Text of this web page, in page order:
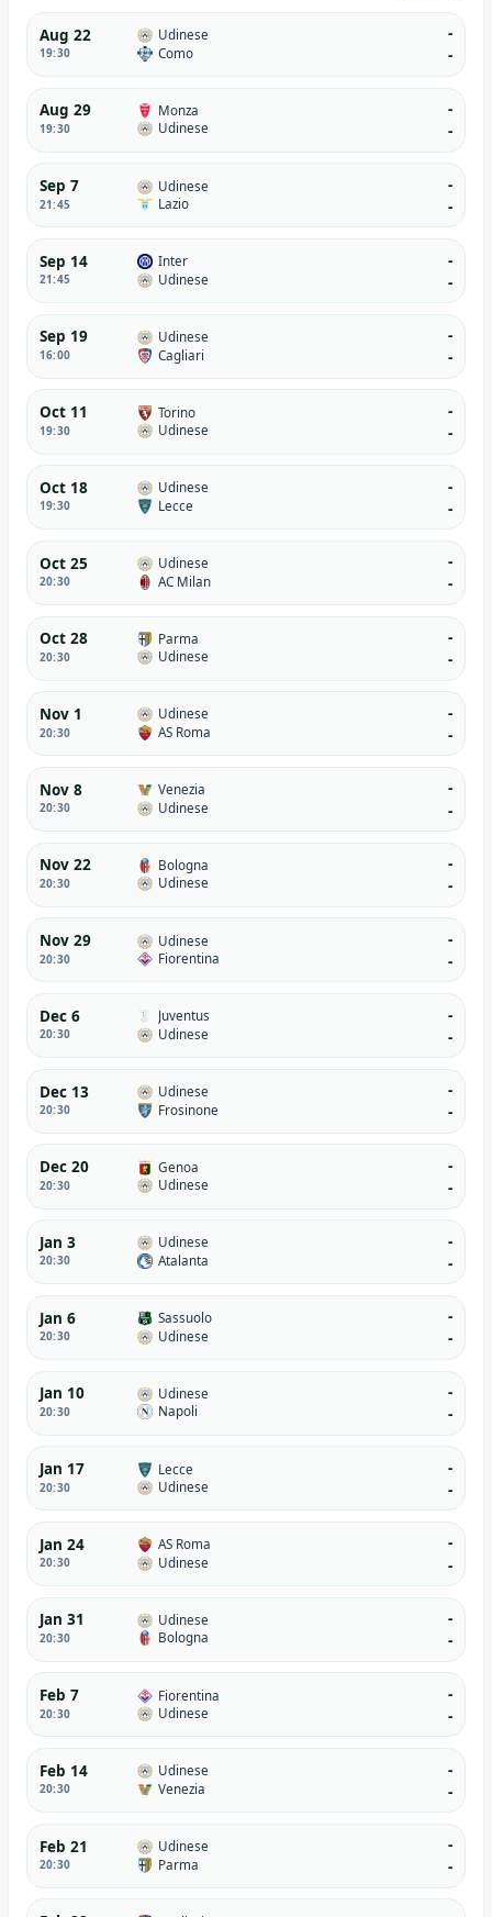
Aug 22
19:30
Udinese
Como
-
-
Aug 29
19:30
Monza
Udinese
-
-
Sep 7
21:45
Udinese
Lazio
-
-
Sep 14
21:45
Inter
Udinese
-
-
Sep 19
16:00
Udinese
Cagliari
-
-
Oct 11
19:30
Torino
Udinese
-
-
Oct 18
19:30
Udinese
Lecce
-
-
Oct 25
20:30
Udinese
AC Milan
-
-
Oct 28
20:30
Parma
Udinese
-
-
Nov 1
20:30
Udinese
AS Roma
-
-
Nov 8
20:30
Venezia
Udinese
-
-
Nov 22
20:30
Bologna
Udinese
-
-
Nov 29
20:30
Udinese
Fiorentina
-
-
Dec 6
20:30
Juventus
Udinese
-
-
Dec 13
20:30
Udinese
Frosinone
-
-
Dec 20
20:30
Genoa
Udinese
-
-
Jan 3
20:30
Udinese
Atalanta
-
-
Jan 6
20:30
Sassuolo
Udinese
-
-
Jan 10
20:30
Udinese
Napoli
-
-
Jan 17
20:30
Lecce
Udinese
-
-
Jan 24
20:30
AS Roma
Udinese
-
-
Jan 31
20:30
Udinese
Bologna
-
-
Feb 7
20:30
Fiorentina
Udinese
-
-
Feb 14
20:30
Udinese
Venezia
-
-
Feb 21
20:30
Udinese
Parma
-
-